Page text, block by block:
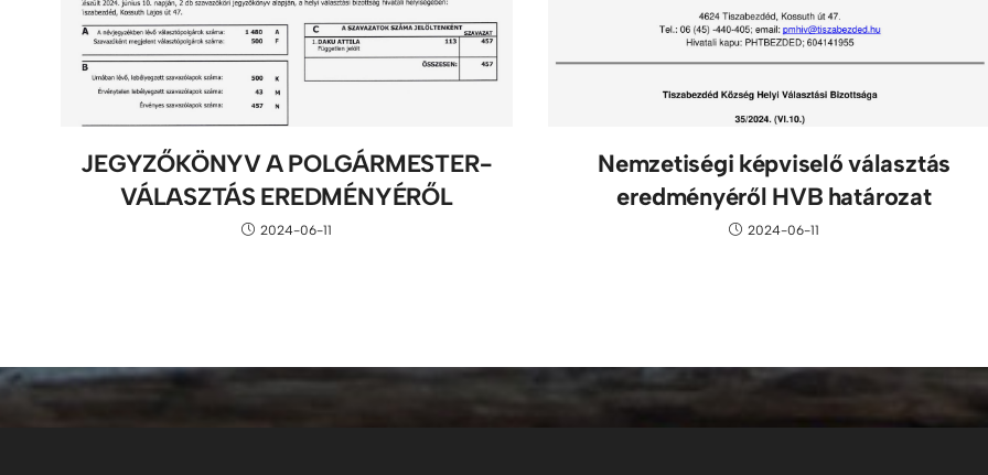
JEGYZŐKÖNYV A POLGÁRMESTER-
VÁLASZTÁS EREDMÉNYÉRŐL
2024-06-11
Nemzetiségi képviselő választás
eredményéről HVB határozat
2024-06-11